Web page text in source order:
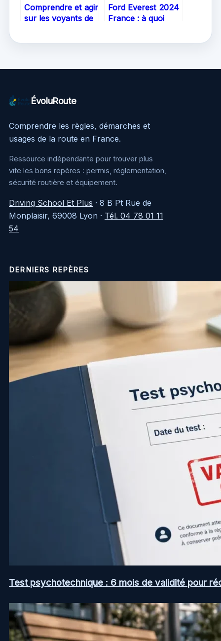
Comprendre et agir
sur les voyants de
Ford Everest 2024
France : à quoi
ÉvoluRoute
Comprendre les règles, démarches et
usages de la route en France.
Ressource indépendante pour trouver plus
vite les bons repères : permis, réglementation,
sécurité routière et équipement.
Driving School Et Plus · 8 B Pt Rue de
Monplaisir, 69008 Lyon · Tél. 04 78 01 11
54
DERNIERS REPÈRES
Test psychotechnique : 6 mois de validité pour